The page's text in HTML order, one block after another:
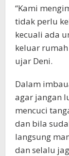
“Kami
tidak perlu
kecuali ada
keluar
ujar Deni.
Dalam
agar jangan
mencuci
dan bila
langsung
dan selalu